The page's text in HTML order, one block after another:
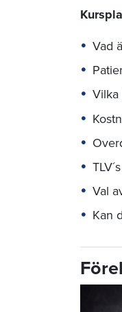
Vad
Vilka
Val
Kan